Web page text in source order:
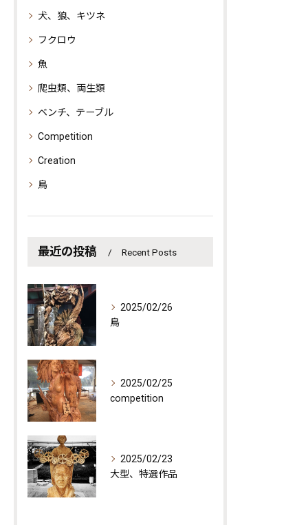
犬、狼、キツネ
フクロウ
魚
爬虫類、両生類
ベンチ、テーブル
Competition
Creation
鳥
最近の投稿 Recent Posts
2025/02/26
鳥
2025/02/25
competition
2025/02/23
大型、特選作品